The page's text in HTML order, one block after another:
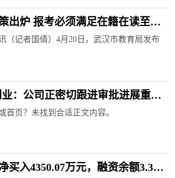
出炉 报考必须满足在籍在读至少
（记者国倩）4月20日，武汉市教育局发布
：公司正密切跟进审批进展重要
告
首页？未找到合适正文内容。
买入4350.07万元，融资余额3.34